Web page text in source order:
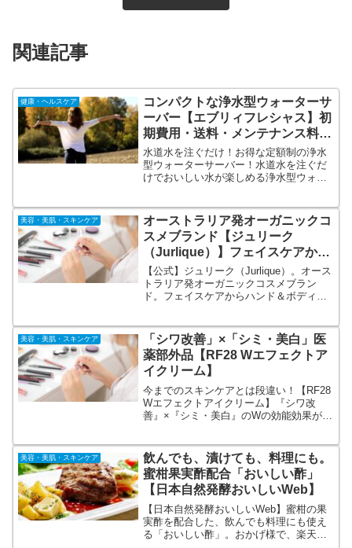
関連記事
健康・ヘルスケア
コンパクトな浄水型ウォーターサ
ーバー【エブリィフレシャス】初
期費用・送料・メンテナンス料す
べて0円！
水道水を注ぐだけ！お得な定額制の浄水
型ウォーターサーバー！水道水を注ぐだ
けでおいしい水が楽しめる浄水型ウォー
が魅力。リーズナブルな定額制で好きな
時に好きなだけ温水・冷水が使えます！
美容・美肌・スキンケア
オーストラリア発オーガニックコ
スメブランド【ジュリーク
（Jurlique）】フェイスケアから
ハンド＆ボディケアまで。
【公式】ジュリーク（Jurlique）。オース
トラリア発オーガニックコスメブラン
ド。フェイスケアからハンド＆ボディケ
をすこやかに整え、内側から輝くような
美しさへと導きます。
美容・美肌・スキンケア
「シワ改善」×「シミ・美白」医
薬部外品【RF28 Wエフェクトア
イクリーム】
今までのスキンケアとは段違い！【RF28
Wエフェクトアイクリーム】『シワ改
善』×『シミ・美白』のWの効能効果が認
ジによるシミからも肌をガード。初回特
別価格50％OFFキャンペーン中！
美容・美肌・スキンケア
飲んでも、漬けても、料理にも。
蜜柑果実酢配合「おいしい酢」
【日本自然発酵おいしいWeb】
【日本自然発酵おいしいWeb】蜜柑の果
実酢を配合した、飲んでも料理にも使え
る「おいしい酢」。おかげ様で、楽天ラ